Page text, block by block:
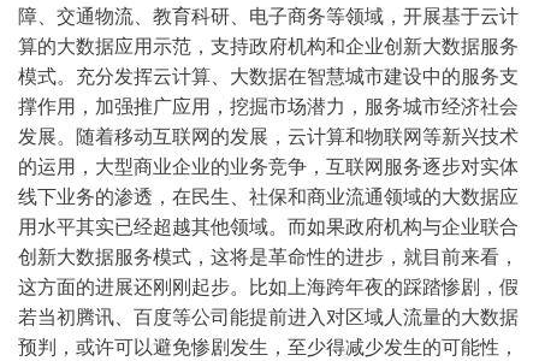
障、交通物流、教育科研、电子商务等领域，开展基于云计
算的大数据应用示范，支持政府机构和企业创新大数据服务
模式。充分发挥云计算、大数据在智慧城市建设中的服务支
撑作用，加强推广应用，挖掘市场潜力，服务城市经济社会
发展。随着移动互联网的发展，云计算和物联网等新兴技术
的运用，大型商业企业的业务竞争，互联网服务逐步对实体
线下业务的渗透，在民生、社保和商业流通领域的大数据应
用水平其实已经超越其他领域。而如果政府机构与企业联合
创新大数据服务模式，这将是革命性的进步，就目前来看，
这方面的进展还刚刚起步。比如上海跨年夜的踩踏惨剧，假
若当初腾讯、百度等公司能提前进入对区域人流量的大数据
预判，或许可以避免惨剧发生，至少得减少发生的可能性，